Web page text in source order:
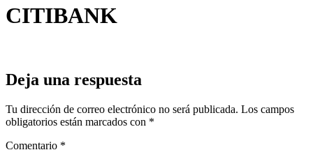
CITIBANK
Deja una respuesta
Tu dirección de correo electrónico no será publicada. Los campos
obligatorios están marcados con *
Comentario *